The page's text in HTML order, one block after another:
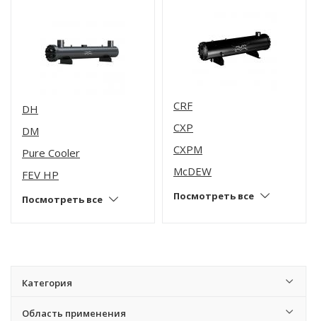
DH
DM
Pure Cooler
FEV HP
Посмотреть все
CRF
CXP
CXPM
McDEW
Посмотреть все
Категория
Область применения